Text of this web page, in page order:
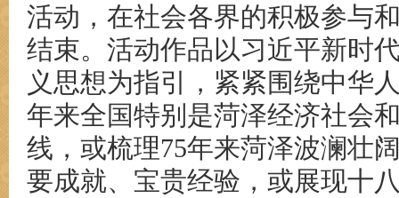
活动，在社会各界的积极参与
结束。活动作品以习近平新时
义思想为指引，紧紧围绕中华
年来全国特别是菏泽经济社会
线，或梳理75年来菏泽波澜壮
要成就、宝贵经验，或展现十